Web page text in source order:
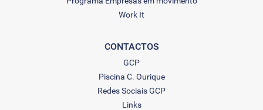
Work It
CONTACTOS
GCP
Piscina C. Ourique
Redes Sociais GCP
Links